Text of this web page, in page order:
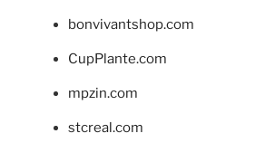
bonvivantshop.com
CupPlante.com
mpzin.com
stcreal.com